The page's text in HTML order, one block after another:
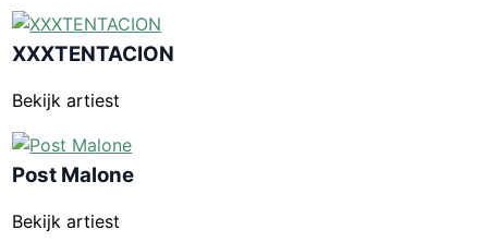
XXXTENTACION
Bekijk artiest
Post Malone
Bekijk artiest